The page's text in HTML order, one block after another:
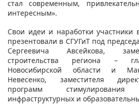
стал современным,
интересным».
Свои идеи и наработки участники
презентовали в СГУГиТ под
Сергеевича Авсейкова,
строительства региона –
Новосибирской области и
Невесенко, заместителя
программ
инфраструктурных и